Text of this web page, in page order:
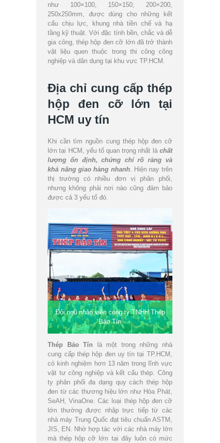
như 100×100, 150×150, 200×200,
250x250mm, được dùng cho những kết
cấu chịu lực, khung nhà tiền chế và hạ
tầng kỹ thuật. Với đặc tính bền, chắc và dễ
gia công, thép hộp đen cỡ lớn đã trở thành
vật liệu quen thuộc trong thi công công
nghiệp và dân dụng tại khu vực TP.HCM.
Địa chỉ cung cấp thép
hộp đen cỡ lớn tại
HCM uy tín
Khi cần tìm nguồn cung thép hộp đen cỡ
lớn tại HCM, yếu tố quan trọng nhất làchất
lượng ổn định, chứng chỉ rõ ràng và
khả năng giao hàng nhanh. Hiện nay trên
thị trường có nhiều đơn vị phân phối,
nhưng không phải nơi nào cũng đảm bảo
được cả 3 yếu tố đó.
Đội ngũ nhân viên công ty TNHH Thép
Bảo Tín
Thép Bảo Tín là một trong những nhà
cung cấp thép hộp đen uy tín tại TP.HCM,
có kinh nghiệm hơn 13 năm trong lĩnh vực
vật tư công nghiệp và kết cấu thép. Công
ty phân phối đa dạng quy cách thép hộp
đen từ các thương hiệu lớn như Hòa Phát,
SeAH, VinaOne. Các loại thép hộp đen cỡ
lớn thường được nhập trực tiếp từ các
nhà máy Trung Quốc đạt tiêu chuẩn ASTM,
JIS, EN. Nhờ hợp tác với các nhà máy lớn
mà thép hộp cỡ lớn tại đây luôn có mức